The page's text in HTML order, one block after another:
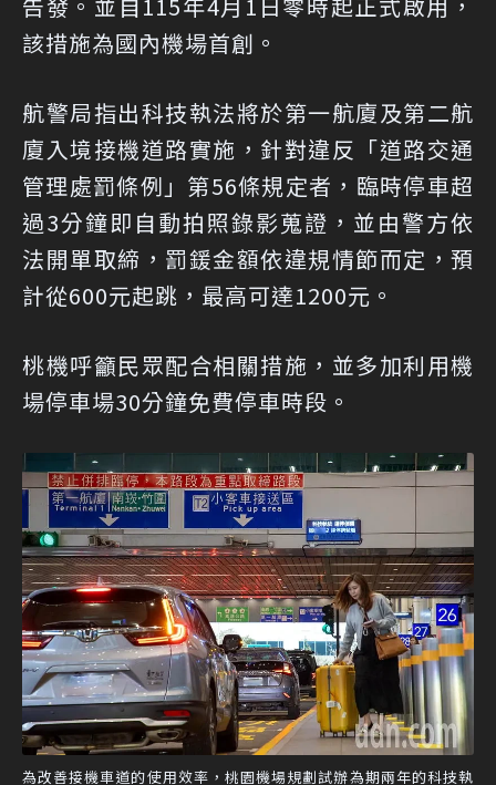
告發。並自115年4月1日零時起正式啟用，
該措施為國內機場首創。
航警局指出科技執法將於第一航廈及第二航
廈入境接機道路實施，針對違反「道路交通
管理處罰條例」第56條規定者，臨時停車超
過3分鐘即自動拍照錄影蒐證，並由警方依
法開單取締，罰鍰金額依違規情節而定，預
計從600元起跳，最高可達1200元。
桃機呼籲民眾配合相關措施，並多加利用機
場停車場30分鐘免費停車時段。
為改善接機車道的使用效率，桃園機場規劃試辦為期兩年的科技執